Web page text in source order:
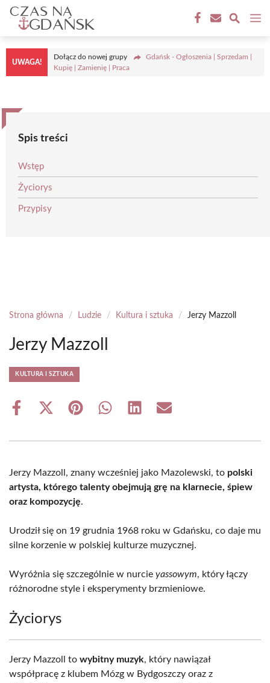
Przejdź
treści
UWAGA!
Dołącz do nowej grupy
Gdańsk - Ogłoszenia | Sprzedam |
Kupię | Zamienię | Praca
Spis treści
Wstęp
Życiorys
Przypisy
Strona główna / Ludzie / Kultura i sztuka / Jerzy Mazzoll
Jerzy Mazzoll
KULTURA I SZTUKA
Share
Share
(Twitter)
Share Share Share Share
Jerzy Mazzoll, znany wcześniej jako Mazolewski, to polski
artysta, którego talenty obejmują grę na klarnecie, śpiew
oraz kompozycję.
Urodził się on 19 grudnia 1968 roku w Gdańsku, co daje mu
silne korzenie w polskiej kulturze muzycznej.
Wyróżnia się szczególnie w nurcie yassowym, który łączy
różnorodne style i eksperymenty brzmieniowe.
Życiorys
Jerzy Mazzoll to wybitny muzyk, który nawiązał
współpracę z klubem Mózg w Bydgoszczy oraz z